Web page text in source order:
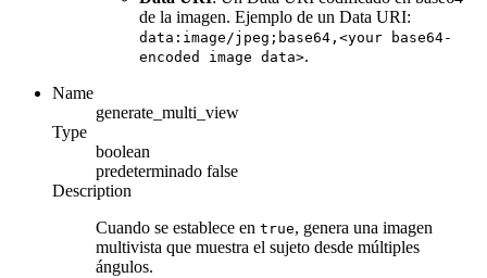
de la imagen. Ejemplo de un Data URI:
data:image/jpeg;base64,<your base64-
encoded image data>.
Name
generate_multi_view
Type
boolean
predeterminado false
Description
Cuando se establece en true, genera una imagen
multivista que muestra el sujeto desde múltiples
ángulos.